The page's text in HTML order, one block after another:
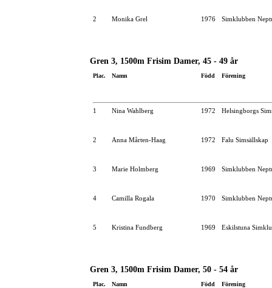
2 Monika Grel 1976 Simklubben
Gren 3, 1500m Frisim Damer, 45 - 49 år
Plac. Namn Född Förening
1 Nina Wahlberg 1972 Helsingborgs
2 Anna Mårten-Haag 1972 Falu Simsällskap
3 Marie Holmberg 1969 Simklubben
4 Camilla Rogala 1970 Simklubben
5 Kristina Fundberg 1969 Eskilstuna
Gren 3, 1500m Frisim Damer, 50 - 54 år
Plac. Namn Född Förening